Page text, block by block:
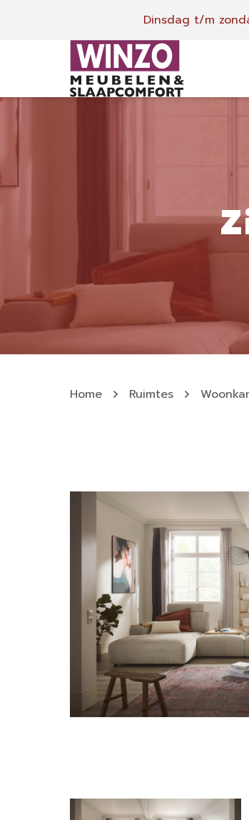
Dinsdag t/m
Home Ruimtes